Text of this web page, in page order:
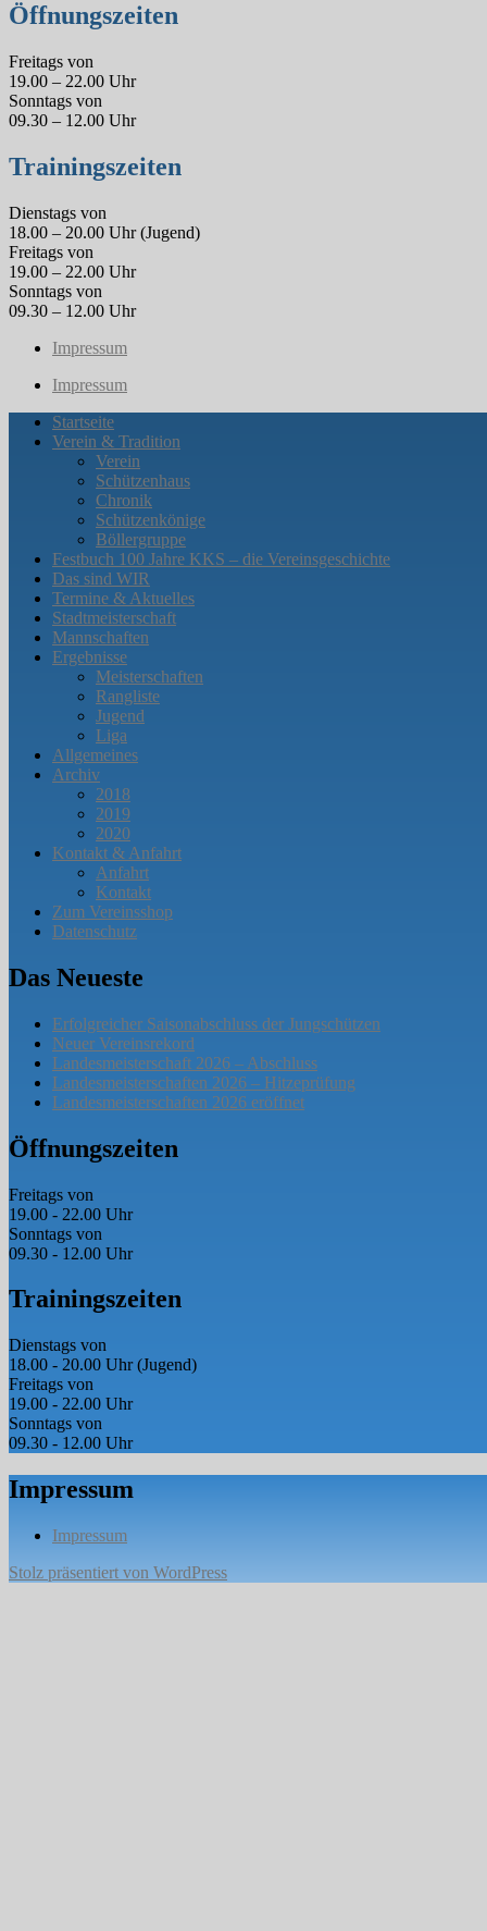
Öffnungszeiten
Freitags von
19.00 – 22.00 Uhr
Sonntags von
09.30 – 12.00 Uhr
Trainingszeiten
Dienstags von
18.00 – 20.00 Uhr (Jugend)
Freitags von
19.00 – 22.00 Uhr
Sonntags von
09.30 – 12.00 Uhr
Impressum
Impressum
Startseite
Verein & Tradition
Verein
Schützenhaus
Chronik
Schützenkönige
Böllergruppe
Festbuch 100 Jahre KKS – die Vereinsgeschichte
Das sind WIR
Termine & Aktuelles
Stadtmeisterschaft
Mannschaften
Ergebnisse
Meisterschaften
Rangliste
Jugend
Liga
Allgemeines
Archiv
2018
2019
2020
Kontakt & Anfahrt
Anfahrt
Kontakt
Zum Vereinsshop
Datenschutz
Das Neueste
Erfolgreicher Saisonabschluss der Jungschützen
Neuer Vereinsrekord
Landesmeisterschaft 2026 – Abschluss
Landesmeisterschaften 2026 – Hitzeprüfung
Landesmeisterschaften 2026 eröffnet
Öffnungszeiten
Freitags von
19.00 - 22.00 Uhr
Sonntags von
09.30 - 12.00 Uhr
Trainingszeiten
Dienstags von
18.00 - 20.00 Uhr (Jugend)
Freitags von
19.00 - 22.00 Uhr
Sonntags von
09.30 - 12.00 Uhr
Impressum
Impressum
Stolz präsentiert von WordPress